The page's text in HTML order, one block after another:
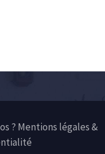
? Mentions légales &